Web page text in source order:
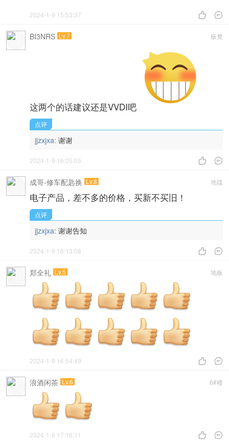
 
2024-1-9 15:53:37
板凳
BI3NRS Lv.7
这两个的话建议还是VVDI吧
点评
jjzxjxa: 谢谢
 
2024-1-9 16:05:05
地毯
成哥-修车配匙换 Lv.8
电子产品，差不多的价格，买新不买旧！
点评
jjzxjxa: 谢谢告知
 
2024-1-9 16:13:08
地板
郑全礼 Lv.5
 
2024-1-9 16:54:49
6#楼
浪酒闲茶 Lv.6
 
2024-1-9 17:16:11